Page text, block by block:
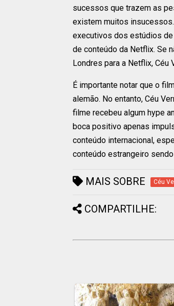
sucessos que trazem as
existem muitos
executivos dos estúdios de
de conteúdo da Netflix. Se
Londres para a Netflix, Céu
É importante notar que o
alemão. No entanto, Céu
filme recebeu algum hype
boca positivo apenas
conteúdo internacional,
conteúdo estrangeiro
MAIS SOBRE Céu
COMPARTILHE: